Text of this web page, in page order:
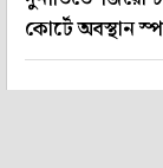
কোর্টে অবস্থান